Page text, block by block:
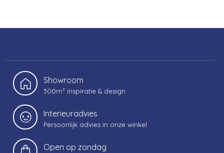
Showroom
300m² inspiratie & design
Interieuradvies
Persoonlijk advies in onze winkel
Open op zondag